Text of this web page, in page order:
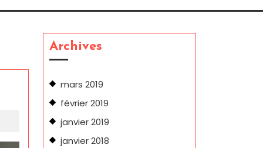
Archives
mars 2019
février 2019
janvier 2019
janvier 2018